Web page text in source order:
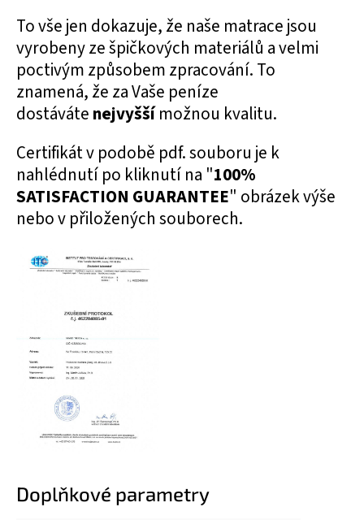
To vše jen dokazuje, že naše matrace jsou
vyrobeny ze špičkových materiálů a velmi
poctivým způsobem zpracování. To
znamená, že za Vaše peníze
dostáváte nejvyšší možnou kvalitu.
Certifikát v podobě pdf. souboru je k
nahlédnutí po kliknutí na "100%
SATISFACTION GUARANTEE" obrázek výše
nebo v přiložených souborech.
Doplňkové parametry